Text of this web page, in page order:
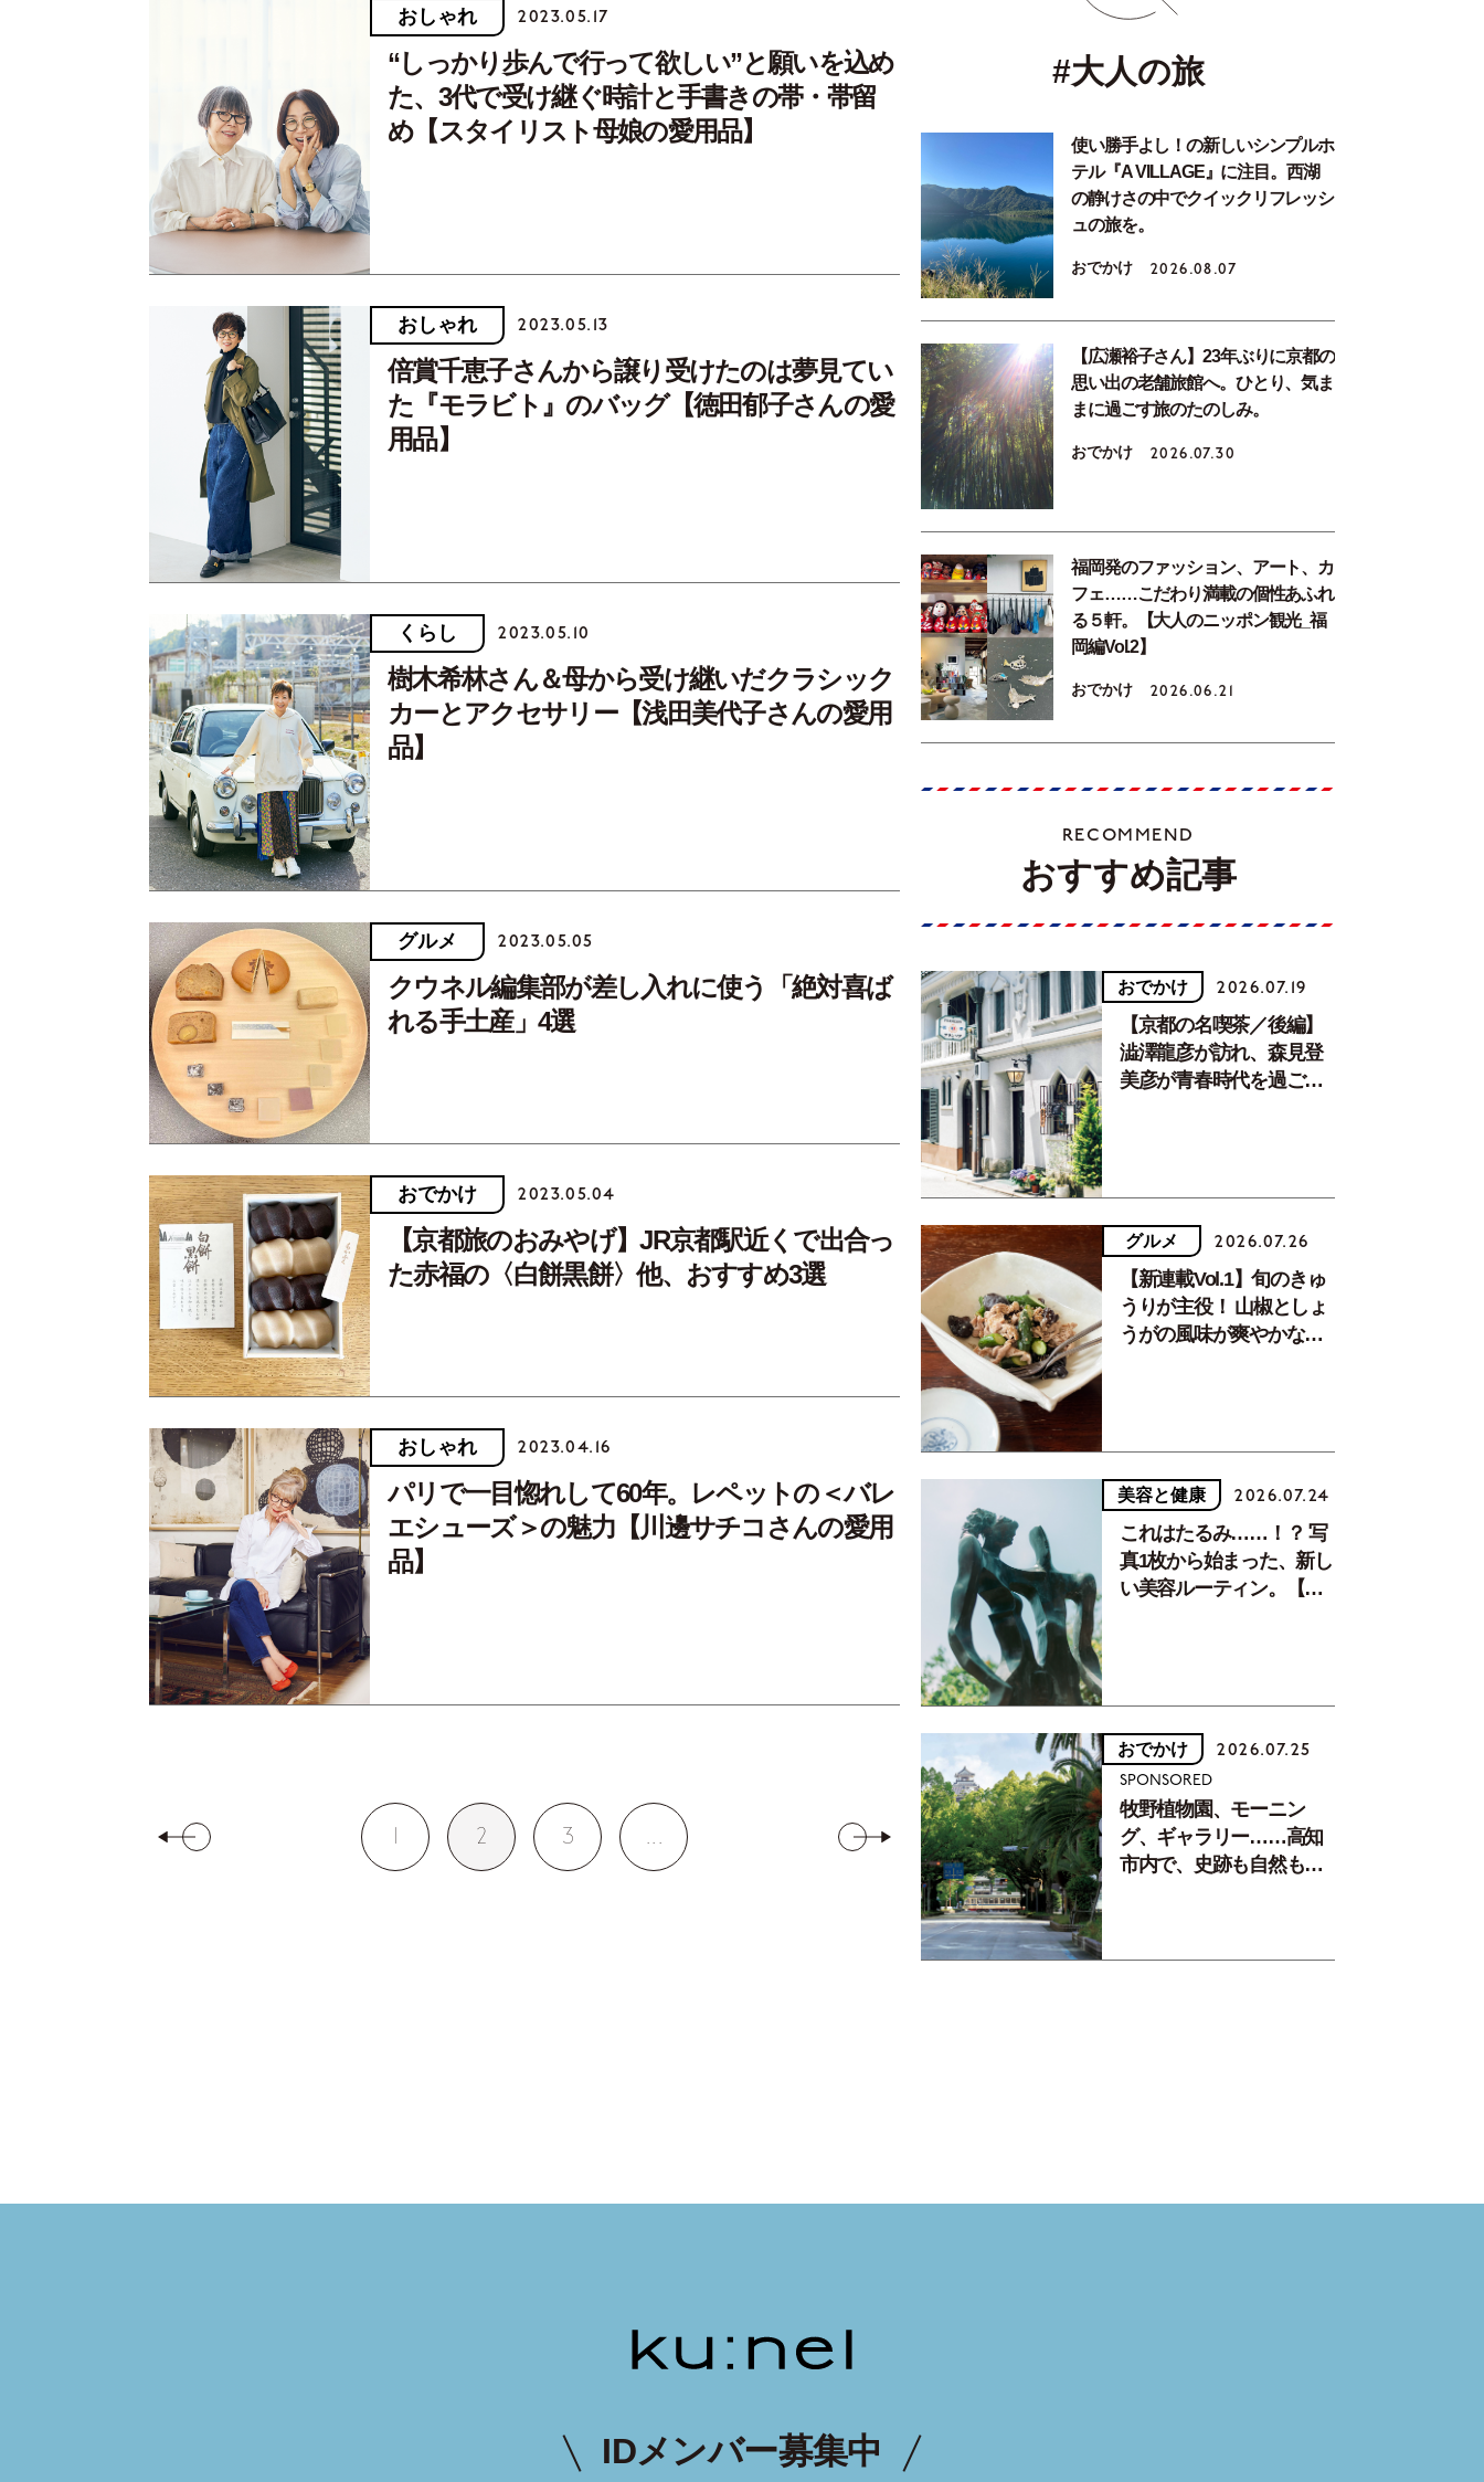
おしゃれ 2023.05.17
“しっかり歩んで行って欲しい”と願いを込め
た、3代で受け継ぐ時計と手書きの帯・帯留
め【スタイリスト母娘の愛用品】
おしゃれ 2023.05.13
倍賞千恵子さんから譲り受けたのは夢見てい
た『モラビト』のバッグ【徳田郁子さんの愛
用品】
くらし 2023.05.10
樹木希林さん＆母から受け継いだクラシック
カーとアクセサリー【浅田美代子さんの愛用
品】
グルメ 2023.05.05
クウネル編集部が差し入れに使う「絶対喜ば
れる手土産」4選
おでかけ 2023.05.04
【京都旅のおみやげ】JR京都駅近くで出合っ
た赤福の〈白餅黒餅〉他、おすすめ3選
おしゃれ 2023.04.16
パリで一目惚れして60年。レペットの＜バレ
エシューズ＞の魅力【川邊サチコさんの愛用
品】
2 3 ...
#大人の旅
使い勝手よし！の新しいシンプルホ
テル『A VILLAGE』に注目。西湖
の静けさの中でクイックリフレッシ
ュの旅を。
おでかけ 2026.08.07
【広瀬裕子さん】23年ぶりに京都の
思い出の老舗旅館へ。ひとり、気ま
まに過ごす旅のたのしみ。
おでかけ 2026.07.30
福岡発のファッション、アート、カ
フェ……こだわり満載の個性あふれ
る５軒。【大人のニッポン観光_福
岡編Vol.2】
おでかけ 2026.06.21
RECOMMEND
おすすめ記事
おでかけ 2026.07.19
【京都の名喫茶／後編】
澁澤龍彦が訪れ、森見登
美彦が青春時代を過ごし
グルメ 2026.07.26
【新連載Vol.1】旬のきゅ
うりが主役！ 山椒としょ
うがの風味が爽やかな、
美容と健康 2026.07.24
これはたるみ……！？ 写
真1枚から始まった、新し
い美容ルーティン。【中
おでかけ 2026.07.25
SPONSORED
牧野植物園、モーニン
グ、ギャラリー……高知
市内で、史跡も自然もグ
IDメンバー募集中